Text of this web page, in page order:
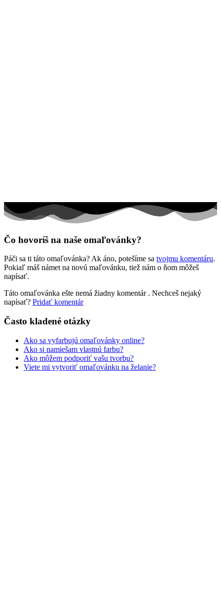
Zima a Vianoce
Nezaradené
Čo hovoríš na naše omaľovánky?
Páči sa ti táto omaľovánka? Ak áno, potešíme sa tvojmu komentáru.
Pokiaľ máš námet na novú maľovánku, tiež nám o ňom môžeš
napísať.
Táto omaľovánka ešte nemá žiadny komentár . Nechceš nejaký
napísať? Pridať komentár
Často kladené otázky
Ako sa vyfarbujú omaľovánky online?
Ako si namiešam vlastnú farbu?
Ako môžem podporiť vašu tvorbu?
Viete mi vytvoriť omaľovánku na želanie?